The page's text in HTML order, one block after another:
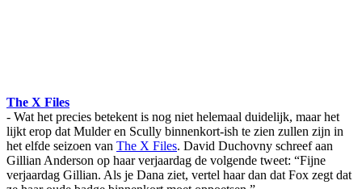
The X Files
- Wat het precies betekent is nog niet helemaal duidelijk, maar het
lijkt erop dat Mulder en Scully binnenkort-ish te zien zullen zijn in
het elfde seizoen van The X Files. David Duchovny schreef aan
Gillian Anderson op haar verjaardag de volgende tweet: “Fijne
verjaardag Gillian. Als je Dana ziet, vertel haar dan dat Fox zegt dat